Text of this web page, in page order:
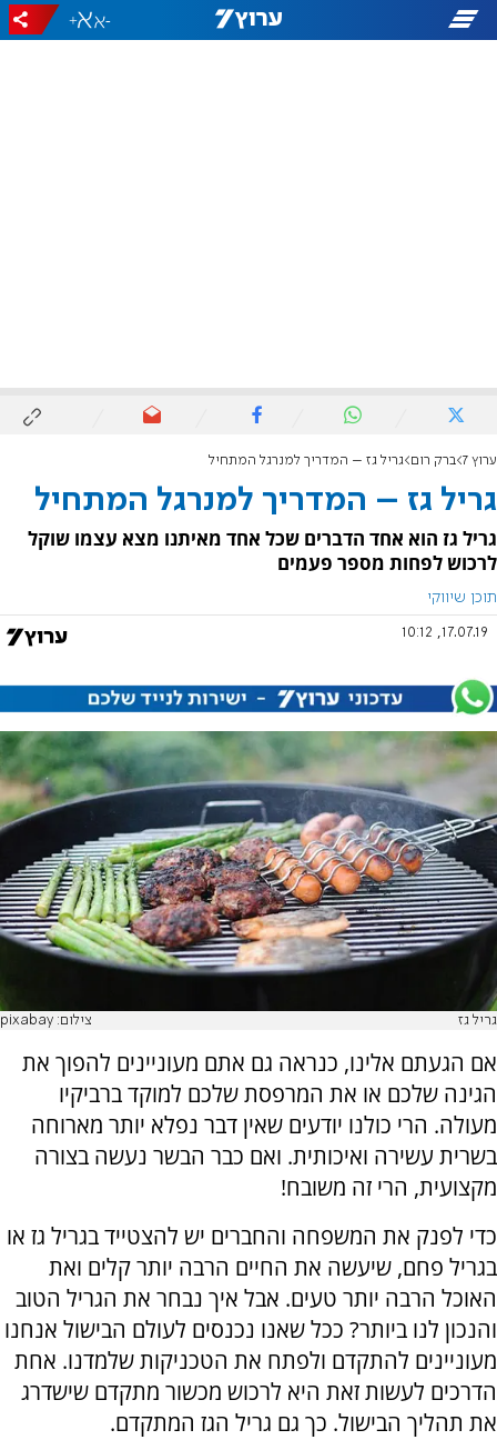
-
+
ערוץ 7 ברק רום גריל גז – המדריך למנרגל המתחיל
גריל גז – המדריך למנרגל המתחיל
גריל גז הוא אחד הדברים שכל אחד מאיתנו מצא עצמו שוקל
לרכוש לפחות מספר פעמים
תוכן שיווקי
17.07.19, 10:12
גריל גז צילום: pixabay
אם הגעתם אלינו, כנראה גם אתם מעוניינים להפוך את
הגינה שלכם או את המרפסת שלכם למוקד ברביקיו
מעולה. הרי כולנו יודעים שאין דבר נפלא יותר מארוחה
בשרית עשירה ואיכותית. ואם כבר הבשר נעשה בצורה
מקצועית, הרי זה משובח!
כדי לפנק את המשפחה והחברים יש להצטייד בגריל גז או
בגריל פחם, שיעשה את החיים הרבה יותר קלים ואת
האוכל הרבה יותר טעים. אבל איך נבחר את הגריל הטוב
והנכון לנו ביותר? ככל שאנו נכנסים לעולם הבישול אנחנו
מעוניינים להתקדם ולפתח את הטכניקות שלמדנו. אחת
הדרכים לעשות זאת היא לרכוש מכשור מתקדם שישדרג
את תהליך הבישול. כך גם גריל הגז המתקדם.